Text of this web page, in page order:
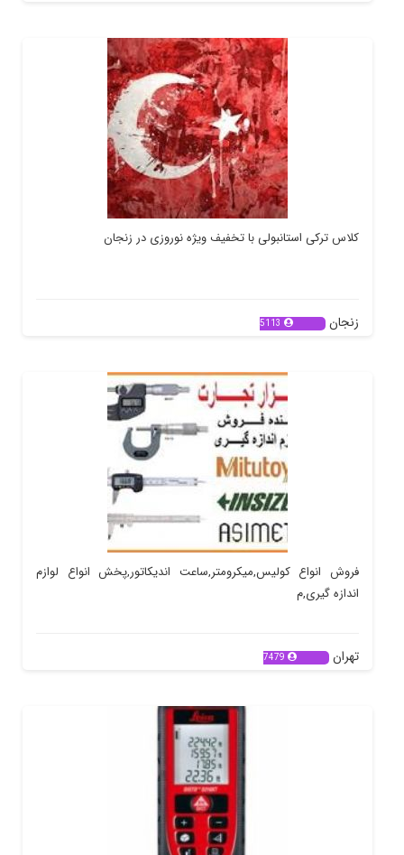
کلاس ترکی استانبولی با تخفیف ویژه نوروزی در زنجان
زنجان 5113
فروش انواع کولیس,میکرومتر,ساعت اندیکاتور,پخش انواع لوازم
اندازه گیری,م
تهران 7479